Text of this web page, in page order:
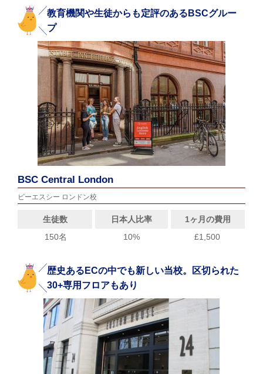
教育機関や生徒からも定評のあるBSCグルー
プ
BSC Central London
ビーエスシー ロンドン校
生徒数 日本人比率
1ヶ月の費用
150名
10% £1,500
歴史あるECの中でも新しい当校。区切られた
30+専用フロアもあり